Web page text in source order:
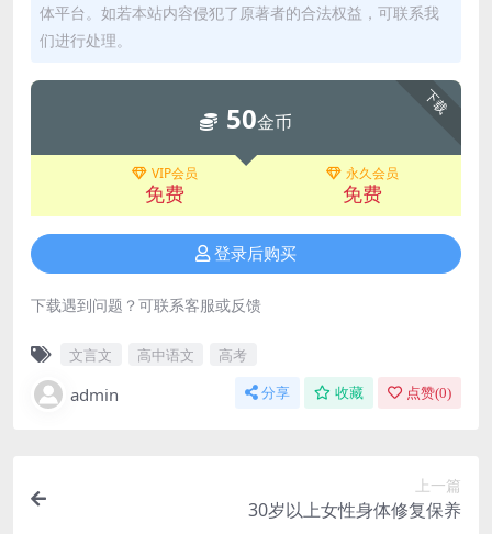
体平台。如若本站内容侵犯了原著者的合法权益，可联系我
们进行处理。
下载
50金币
VIP会员
免费
永久会员
免费
登录后购买
下载遇到问题？可联系客服或反馈
文言文 高中语文 高考
admin 分享 收藏 点赞(0)
上一篇
30岁以上女性身体修复保养